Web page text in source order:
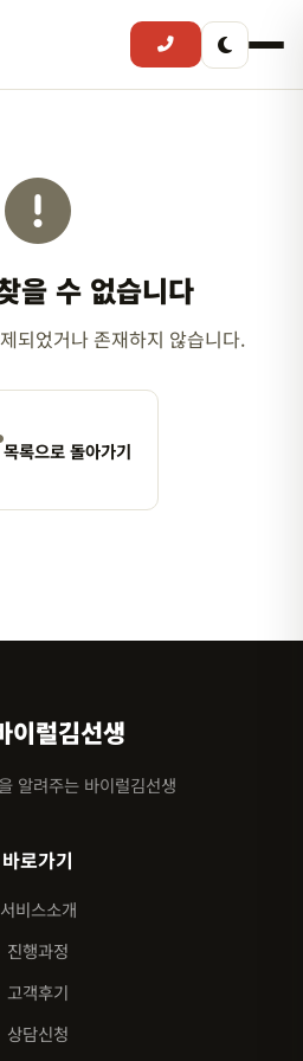
을 수 없습니다
되었거나 존재하지 않습니다.
목록으로 돌아가기
이럴김선생
알려주는 바이럴김선생
바로가기
서비스소개
진행과정
고객후기
상담신청